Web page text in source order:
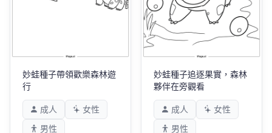
妙蛙種子帶領歡樂森林遊
行
成人
女性
男性
妙蛙種子追逐果實，森林
夥伴在旁觀看
成人
女性
男性